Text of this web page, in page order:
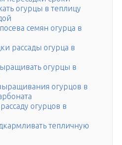
огурцы в теплицу
семян огурца в
рассады огурца в
огурцы в
огурцов в
огурцов в
тепличную